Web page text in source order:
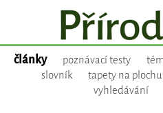
články poznávací testy
slovník
tapety na plochu
vyhledávání